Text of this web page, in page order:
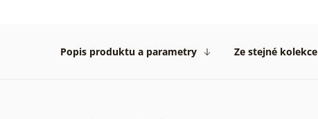
Popis produktu a parametry Ze stejné kolekce